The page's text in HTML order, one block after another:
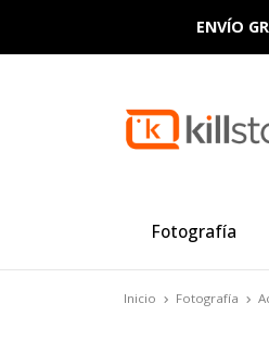
Fotografía
ENVÍO
Inicio Fotografía